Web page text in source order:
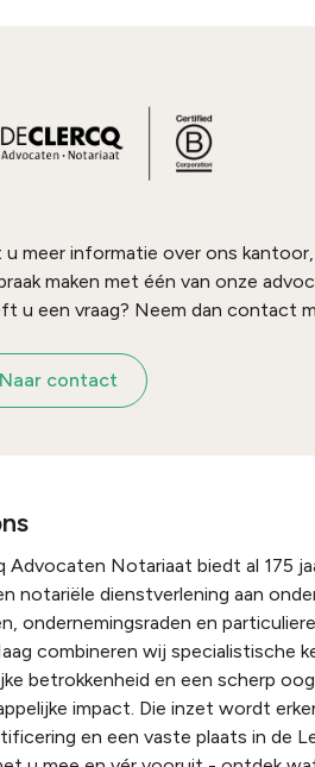
u meer informatie over ons
maken met één van onze
u een vraag? Neem dan contact
Naar contact
Advocaten Notariaat biedt al 175
notariële dienstverlening aan
ondernemingsraden en
combineren wij specialistische
betrokkenheid en een scherp
impact. Die inzet wordt
en een vaste plaats in de